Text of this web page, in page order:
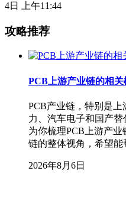
4日 上午11:44
攻略推荐
PCB上游产业链的相关
PCB产业链，特别是
力、汽车电子和国产
为你梳理PCB上游产
链的整体视角，希望
2026年8月6日